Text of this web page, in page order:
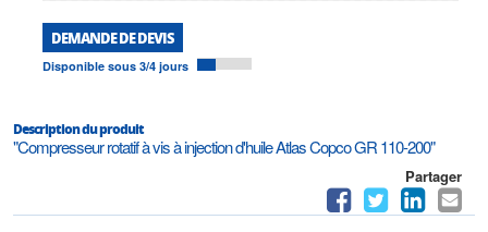
DEMANDE DE DEVIS
Disponible sous 3/4 jours
Description du produit
"Compresseur rotatif à vis à injection d'huile Atlas Copco GR 110-200"
Partager